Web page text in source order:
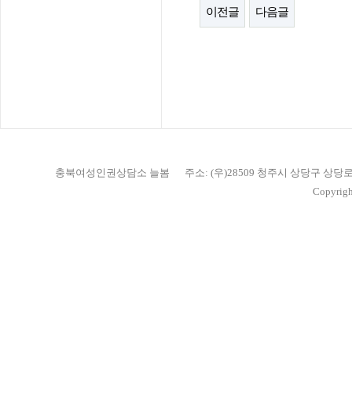
이전글 다음글
충북여성인권상담소 늘봄
주소: (우)28509 청주시 상당구 상당